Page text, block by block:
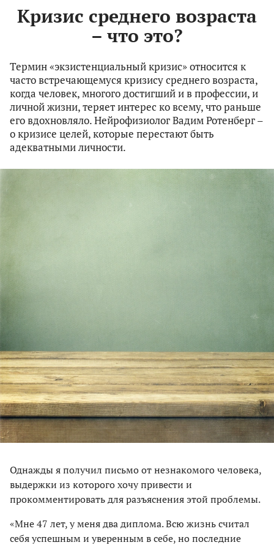
Кризис среднего возраста
– что это?
Термин «экзистенциальный кризис» относится к
часто встречающемуся кризису среднего возраста,
когда человек, многого достигший и в профессии, и
личной жизни, теряет интерес ко всему, что раньше
его вдохновляло. Нейрофизиолог Вадим Ротенберг –
о кризисе целей, которые перестают быть
адекватными личности.
Однажды я получил письмо от незнакомого человека,
выдержки из которого хочу привести и
прокомментировать для разъяснения этой проблемы.
«Мне 47 лет, у меня два диплома. Всю жизнь считал
себя успешным и уверенным в себе, но последние